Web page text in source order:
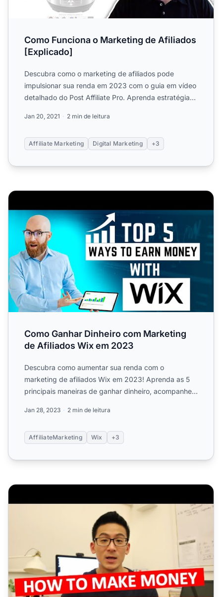
Como Funciona o Marketing de Afiliados
[Explicado]
Descubra como o marketing de afiliados pode
impulsionar sua renda em 2023 com o guia em vídeo
detalhado do Post Affiliate Pro. Aprenda estratégias
Jan 20, 2021 2 min de leitura
Affiliate Marketing Digital Marketing +3
Como Ganhar Dinheiro com Marketing de Afiliados Wix
Como Ganhar Dinheiro com Marketing
de Afiliados Wix em 2023
Descubra como aumentar sua renda com o
marketing de afiliados Wix em 2023! Aprenda as 5
principais maneiras de ganhar dinheiro, acompanhe
Jan 28, 2023 2 min de leitura
AffiliateMarketing Wix +3
Como Ganhar Dinheiro Como Afiliado de Marketing